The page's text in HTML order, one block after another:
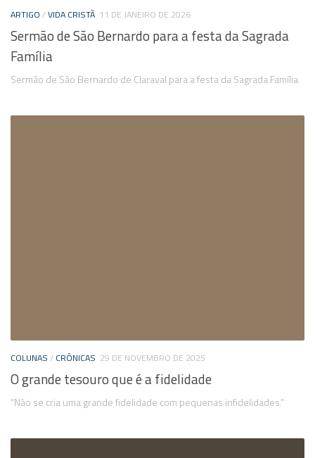
ARTIGO /VIDA CRISTÃ 11 DE JANEIRO DE 2026
Sermão de São Bernardo para a festa da Sagrada
Família
Sermão de São Bernardo de Claraval para a festa da Sagrada Família.
COLUNAS / CRÔNICAS 29 DE NOVEMBRO DE 2025
O grande tesouro que é a fidelidade
“Não se cria uma grande fidelidade com pequenas infidelidades.”